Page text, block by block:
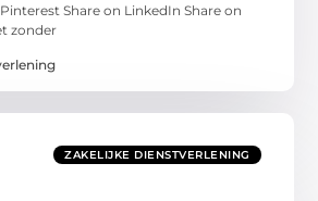
Share on LinkedIn Share on
zonder
ZAKELIJKE DIENSTVERLENING